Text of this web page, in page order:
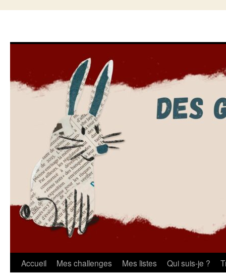
Aller
Accueil Mes challenges Mes listes Qui suis-je ?